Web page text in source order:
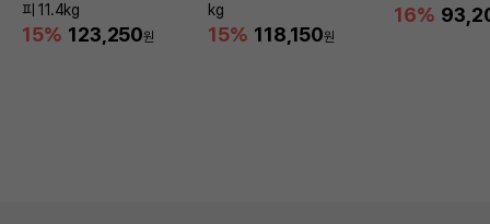
피 11.4kg
15% 123,250원
kg
15% 118,150원
16%